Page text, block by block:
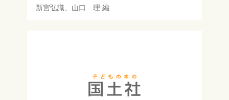
新宮弘識 山口 理 編